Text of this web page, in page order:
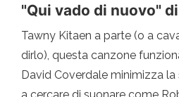
"Qui vado di nuovo"
Tawny Kitaen a parte (o a
dirlo), questa canzone
David Coverdale minimizza
a cercare di suonare come